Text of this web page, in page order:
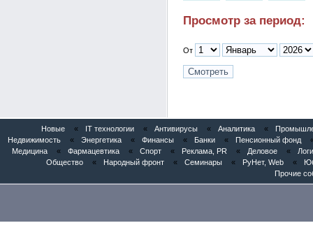
Просмотр за период:
От
Новые « IT технологии « Антивирусы « Аналитика «
Недвижимость
« Энергетика « Финансы « Банки « Пенсионный фонд
Медицина
« Фармацевтика « Спорт « Реклама, PR « Деловое «
Общество
« Народный фронт « Семинары « РуНет, Web «
Прочие